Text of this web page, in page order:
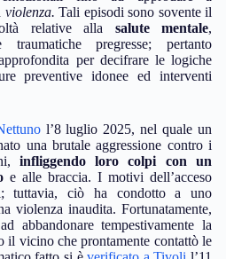
violenza. Tali episodi sono sovente il
relative alla salute mentale,
traumatiche pregresse; pertanto
per decifrare le logiche
preventive idonee ed interventi
l’8 luglio 2025, nel quale un
una brutale aggressione contro i
infliggendo loro colpi con un
e alle braccia. I motivi dell’acceso
tuttavia, ciò ha condotto a uno
violenza inaudita. Fortunatamente,
abbandonare tempestivamente la
il vicino che prontamente contattò le